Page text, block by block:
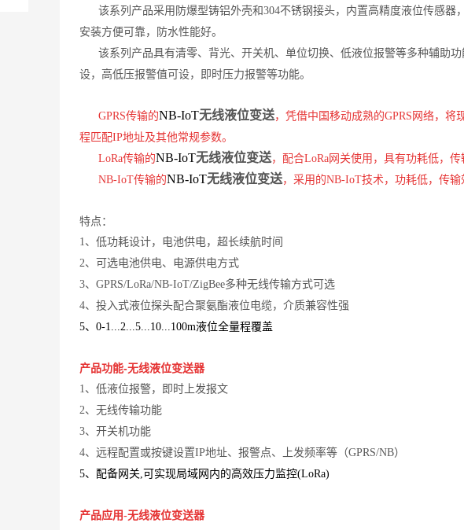
该系列产品采用防爆型铸铝外壳和304不锈钢接头，内置高精度液位传感器
安装方便可靠，防水性能好。
该系列产品具有清零、背光、开关机、单位切换、低液位报警等多种辅助
设，高低压报警值可设，即时压力报警等功能。
GPRS传输的NB-IoT无线液位变送，凭借中国移动成熟的GPRS 网络，将
程匹配IP地址及其他常规参数。
LoRa传输的NB-IoT无线液位变送，配合LoRa网关使用，具有功耗低，
NB-IoT传输的NB-IoT无线液位变送，采用的NB-IoT技术，功耗低，传
特点：
1、低功耗设计，电池供电，超长续航时间
2、可选电池供电、电源供电方式
3、GPRS/LoRa/NB-IoT/ZigBee多种无线传输方式可选
4、投入式液位探头配合聚氨酯液位电缆，介质兼容性强
5、0-1...2...5...10...100m液位全量程覆盖
产品功能-无线液位变送器
1、低液位报警，即时上发报文
2、无线传输功能
3、开关机功能
4、远程配置或按键设置IP地址、报警点、上发频率等（GPRS/NB）
5、配备网关, 可实现局域网内的高效压力监控(LoRa)
产品应用-无线液位变送器